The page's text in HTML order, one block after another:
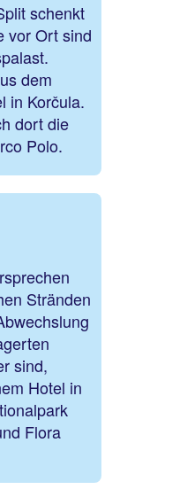
schenkt
vor Ort sind
dem
in Korčula.
dort die
Polo.
Stränden
sind,
Hotel in
Flora